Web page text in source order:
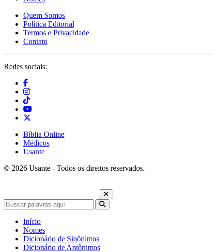
Quem Somos
Política Editorial
Termos e Privacidade
Contato
Redes sociais:
Bíblia Online
Médicos
Usante
© 2026 Usante - Todos os direitos reservados.
Início
Nomes
Dicionário de Sinônimos
Dicionário de Antônimos